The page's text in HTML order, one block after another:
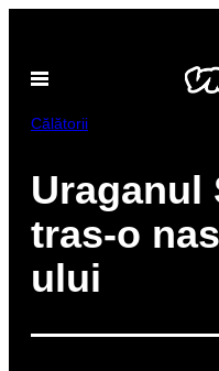
content
Open
Călătorii
Uraganul
tras-o
ului